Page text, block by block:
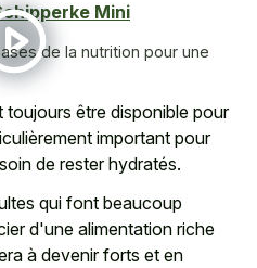
Mini
de la nutrition pour une
être disponible pour
important pour
de rester hydratés.
qui font beaucoup
d'une alimentation riche
à devenir forts et en